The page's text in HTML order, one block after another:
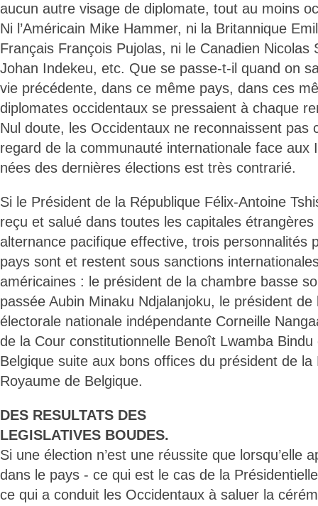
aucun autre visage de diplomate, tout au moins
Ni l’Américain Mike Hammer, ni la Britannique
Français François Pujolas, ni le Canadien Nicolas
Johan Indekeu, etc. Que se passe-t-il quand on
vie précédente, dans ce même pays, dans ces
diplomates occidentaux se pressaient à chaque
Nul doute, les Occidentaux ne reconnaissent pas
regard de la communauté internationale face aux
nées des dernières élections est très contrarié.
Si le Président de la République Félix-Antoine
reçu et salué dans toutes les capitales étrangères
alternance pacifique effective, trois personnalités
pays sont et restent sous sanctions
américaines : le président de la chambre basse
passée Aubin Minaku Ndjalanjoku, le président de
électorale nationale indépendante Corneille
de la Cour constitutionnelle Benoît Lwamba
Belgique suite aux bons offices du président de la
Royaume de Belgique.
DES RESULTATS DES
LEGISLATIVES BOUDES.
Si une élection n’est une réussite que lorsqu’elle
dans le pays - ce qui est le cas de la
ce qui a conduit les Occidentaux à saluer la